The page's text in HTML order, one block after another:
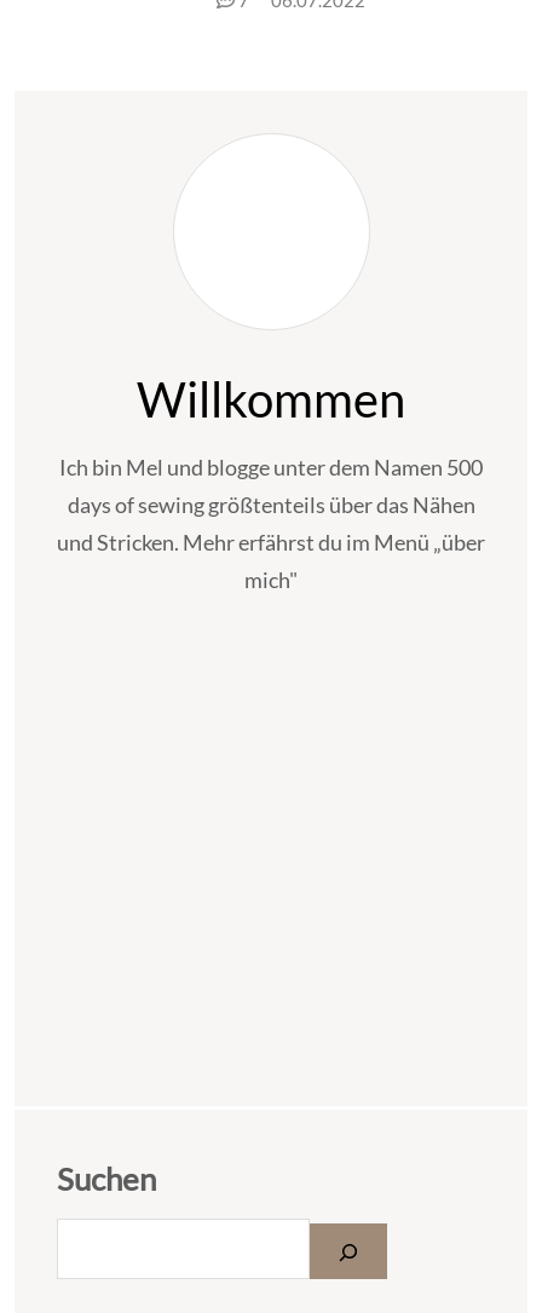
Willkommen
Ich bin Mel und blogge unter dem Namen 500
days of sewing größtenteils über das Nähen
und Stricken. Mehr erfährst du im Menü „über
mich"
Suchen